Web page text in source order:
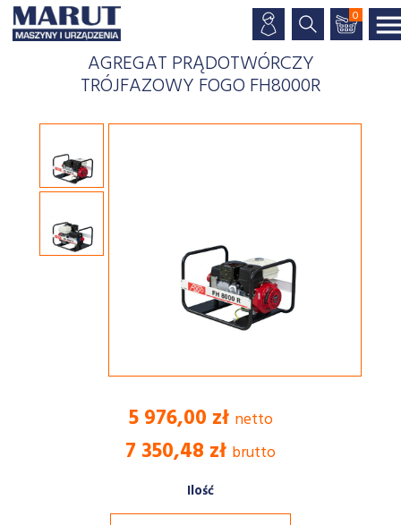
0
AGREGAT PRĄDOTWÓRCZY
TRÓJFAZOWY FOGO FH8000R
5 976,00 zł netto
7 350,48 zł brutto
Ilość